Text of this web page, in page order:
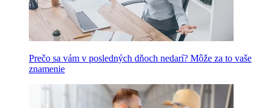
Prečo sa vám v posledných dňoch nedarí? Môže za to vaše
znamenie